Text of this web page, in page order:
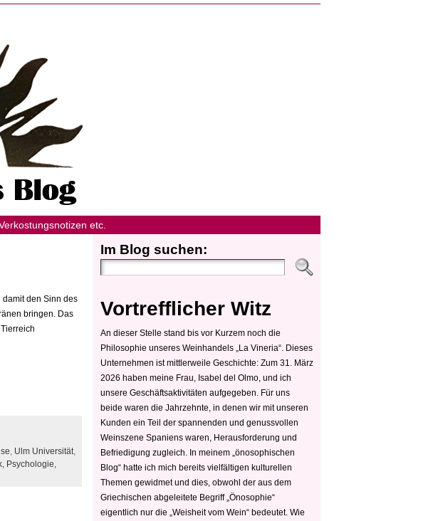
etc.
damit den Sinn des
bringen. Das
Ulm Universität
Psychologie,
Im Blog suchen:
Vortrefflicher Witz
An dieser Stelle stand bis vor Kurzem noch die
Philosophie unseres Weinhandels „La Vineria“. Dieses
Unternehmen ist mittlerweile Geschichte: Zum 31. März
2026 haben meine Frau, Isabel del Olmo, und ich
unsere Geschäftsaktivitäten aufgegeben. Für uns
beide waren die Jahrzehnte, in denen wir mit unseren
Kunden ein Teil der spannenden und genussvollen
Weinszene Spaniens waren, Herausforderung und
Befriedigung zugleich. In meinem „önosophischen
Blog“ hatte ich mich bereits vielfältigen kulturellen
Themen gewidmet und dies, obwohl der aus dem
Griechischen abgeleitete Begriff „Önosophie“
eigentlich nur die „Weisheit vom Wein“ bedeutet. Wie